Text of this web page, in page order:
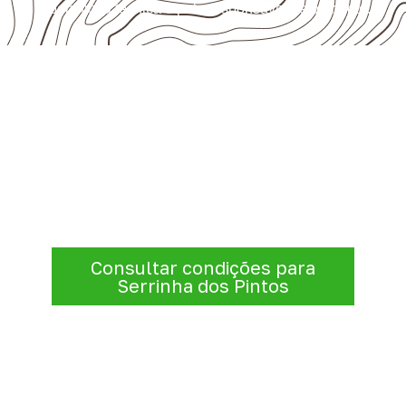
pela ficha técnica e pelo responsável pelo projeto.
Consultar condições para
Serrinha dos Pintos